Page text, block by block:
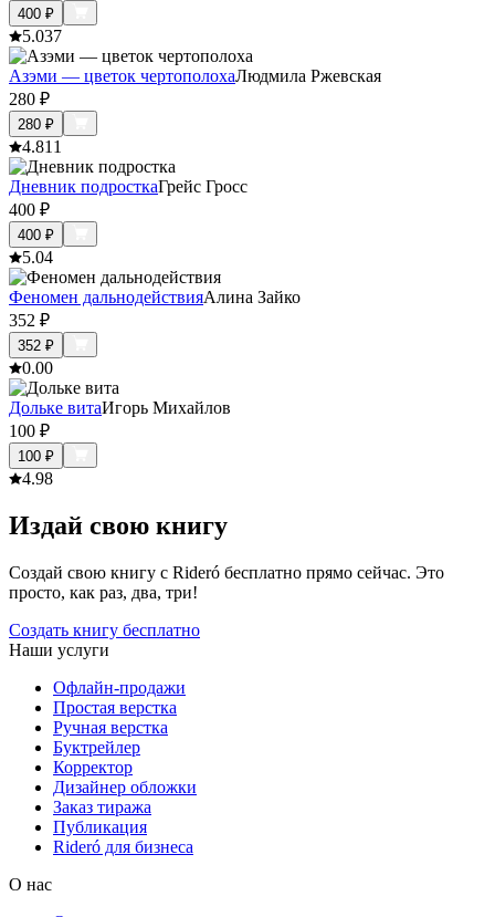
400 ₽
5.037
Азэми — цветок чертополохаЛюдмила Ржевская
280 ₽
280 ₽
4.811
Дневник подросткаГрейс Гросс
400 ₽
400 ₽
5.04
Феномен дальнодействияАлина Зайко
352 ₽
352 ₽
0.00
Дольке витаИгорь Михайлов
100 ₽
100 ₽
4.98
Издай свою книгу
Создай свою книгу с Rideró бесплатно прямо сейчас. Это
просто, как раз, два, три!
Создать книгу бесплатно
Наши услуги
Офлайн-продажи
Простая верстка
Ручная верстка
Буктрейлер
Корректор
Дизайнер обложки
Заказ тиража
Публикация
Rideró для бизнеса
О нас